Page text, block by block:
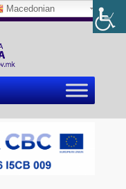
Macedonian